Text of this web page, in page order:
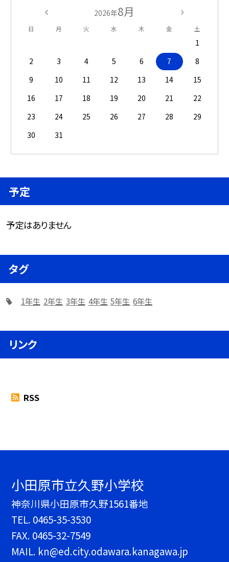
2026年8月
日 月 火 水 木 金 土
1
2
3 4 5 6 7
8
9
10 11 12 13 14
15
16
17 18 19 20 21
22
23
24 25 26 27 28
29
30
31
予定
予定はありません
タグ
1年生 2年生 3年生 4年生 5年生 6年生
リンク
RSS
小田原市立久野小学校
神奈川県小田原市久野1561番地
TEL. 0465-35-3530
FAX. 0465-32-7549
MAIL. kn@ed.city.odawara.kanagawa.jp